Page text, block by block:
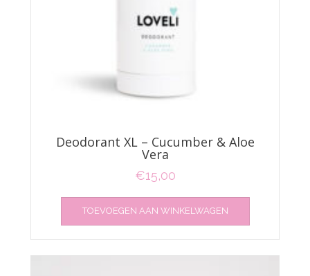
Deodorant XL – Cucumber & Aloe
Vera
€15,00
TOEVOEGEN AAN WINKELWAGEN